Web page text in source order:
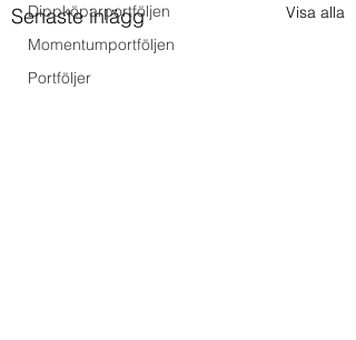
Dippköparportföljen
Momentumportföljen
Portföljer
Senaste inlägg Visa alla